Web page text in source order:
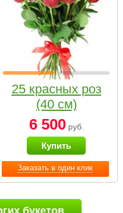
Заказать в один клик
25 красных роз
(40 см)
6 500руб.
Купить